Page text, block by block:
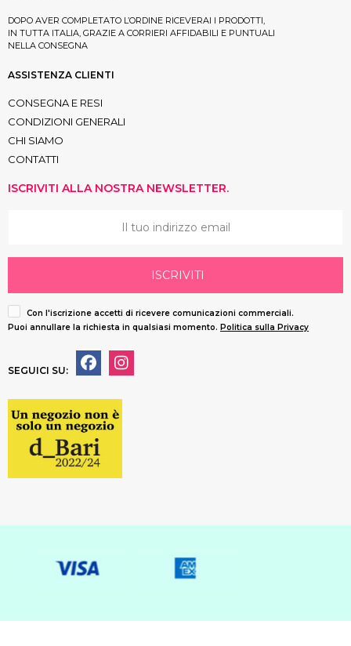
DOPO AVER COMPLETATO L’ORDINE RICEVERAI I PRODOTTI,
IN TUTTA ITALIA, GRAZIE A CORRIERI AFFIDABILI E PUNTUALI
NELLA CONSEGNA
ASSISTENZA CLIENTI
CONSEGNA E RESI
CONDIZIONI GENERALI
CHI SIAMO
CONTATTI
ISCRIVITI ALLA NOSTRA NEWSLETTER.
ISCRIVITI
Con l'iscrizione accetti di ricevere comunicazioni commerciali.
Puoi annullare la richiesta in qualsiasi momento. Politica sulla Privacy
SEGUICI SU: